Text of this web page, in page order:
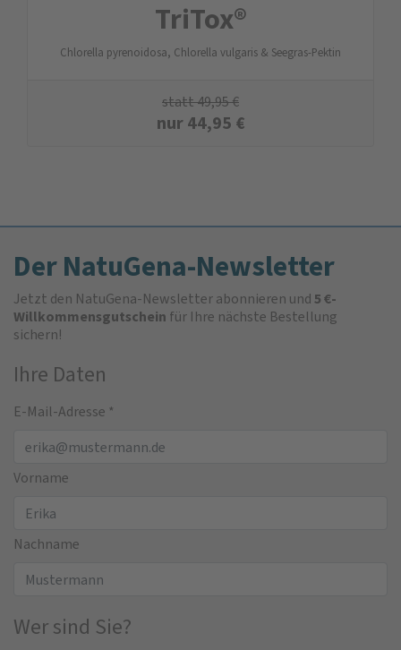
TriTox®
Chlorella pyrenoidosa, Chlorella vulgaris & Seegras-Pektin
statt49,95€
nur44,95 €
Der NatuGena-Newsletter
Jetzt den NatuGena-Newsletter abonnieren und5 €-
Willkommensgutschein für Ihre nächste Bestellung
sichern!
Ihre Daten
E-Mail-Adresse *
Vorname
Nachname
Wer sind Sie?